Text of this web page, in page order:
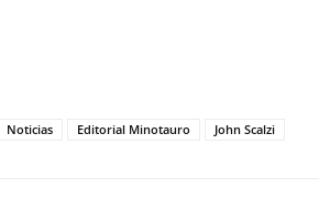
Noticias Editorial Minotauro John Scalzi